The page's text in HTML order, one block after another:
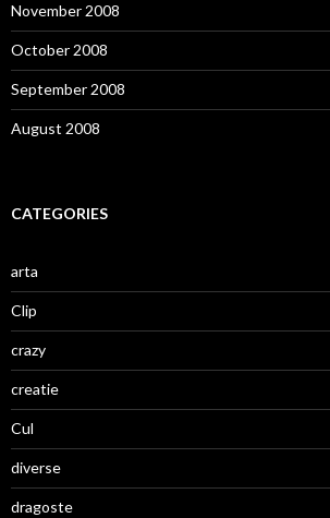
November 2008
October 2008
September 2008
August 2008
CATEGORIES
arta
Clip
crazy
creatie
Cul
diverse
dragoste